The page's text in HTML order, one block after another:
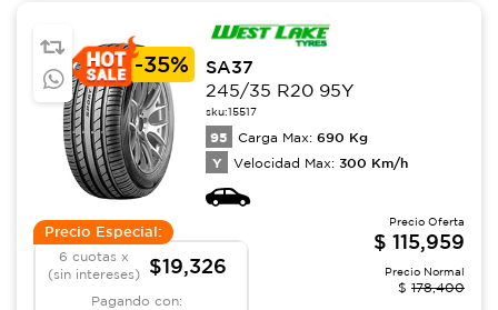
-35%
SA37
245/35 R20 95Y
sku:15517
95 Carga Max: 690 Kg
Y Velocidad Max: 300 Km/h
Precio Especial:
6 cuotas x
(sin intereses)
$19,326
Pagando con:
Precio Oferta
$ 115,959
Precio Normal
$ 178,400